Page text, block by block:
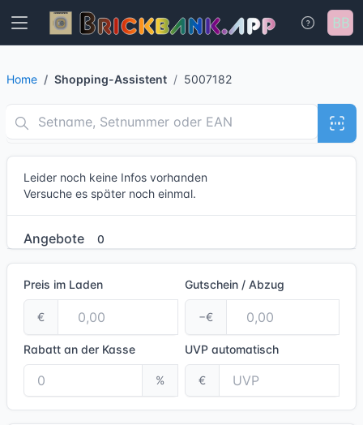
Home Shopping-Assistent 5007182
Leider noch keine Infos vorhanden
Versuche es später noch einmal.
Angebote 0
Preis im Laden
€
Gutschein / Abzug
−€
Rabatt an der Kasse
%
UVP automatisch
€